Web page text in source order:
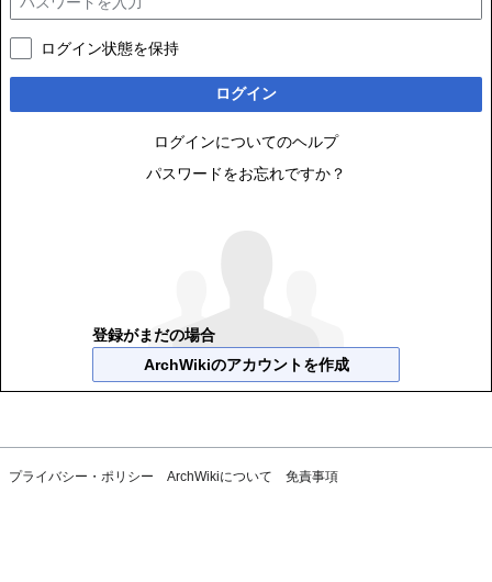
ログイン状態を保持
ログイン
ログインについてのヘルプ
パスワードをお忘れですか？
登録がまだの場合
ArchWikiのアカウントを作成
プライバシー・ポリシー ArchWikiについて 免責事項